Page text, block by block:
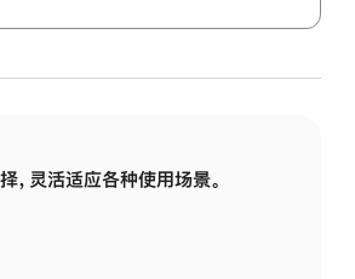
，灵活适应各种使用场景。